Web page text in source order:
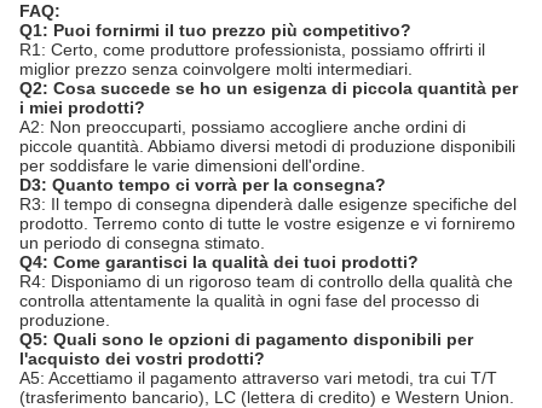
FAQ:
Q1: Puoi fornirmi il tuo prezzo più competitivo?
R1: Certo, come produttore professionista, possiamo offrirti il
miglior prezzo senza coinvolgere molti intermediari.
Q2: Cosa succede se ho un esigenza di piccola quantità per
i miei prodotti?
A2: Non preoccuparti, possiamo accogliere anche ordini di
piccole quantità. Abbiamo diversi metodi di produzione disponibili
per soddisfare le varie dimensioni dell'ordine.
D3: Quanto tempo ci vorrà per la consegna?
R3: Il tempo di consegna dipenderà dalle esigenze specifiche del
prodotto. Terremo conto di tutte le vostre esigenze e vi forniremo
un periodo di consegna stimato.
Q4: Come garantisci la qualità dei tuoi prodotti?
R4: Disponiamo di un rigoroso team di controllo della qualità che
controlla attentamente la qualità in ogni fase del processo di
produzione.
Q5: Quali sono le opzioni di pagamento disponibili per
l'acquisto dei vostri prodotti?
A5: Accettiamo il pagamento attraverso vari metodi, tra cui T/T
(trasferimento bancario), LC (lettera di credito) e Western Union.